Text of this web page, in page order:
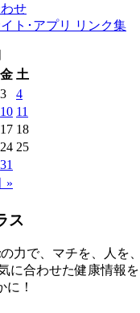
せ
ト･アプリ リンク集
金 土
»
3
4
10 11
17 18
24 25
31
ス
力で、マチを、人を
に合わせた健康情報
に！